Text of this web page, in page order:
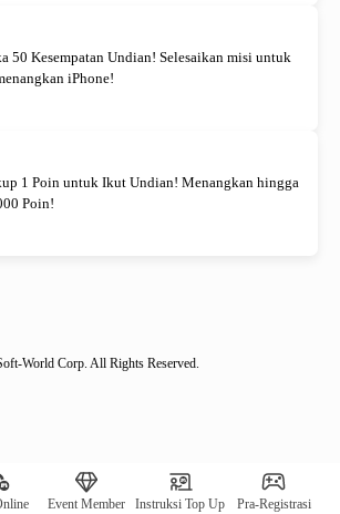
50 Kesempatan Undian! Selesaikan misi untuk
iPhone!
1 Poin untuk Ikut Undian! Menangkan hingga
Poin!
World Corp. All Rights Reserved.
Event Member Instruksi Top Up Pra-Registrasi
quantity of awards: 00030｜